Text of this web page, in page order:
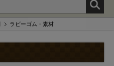
ラビーゴム・素材